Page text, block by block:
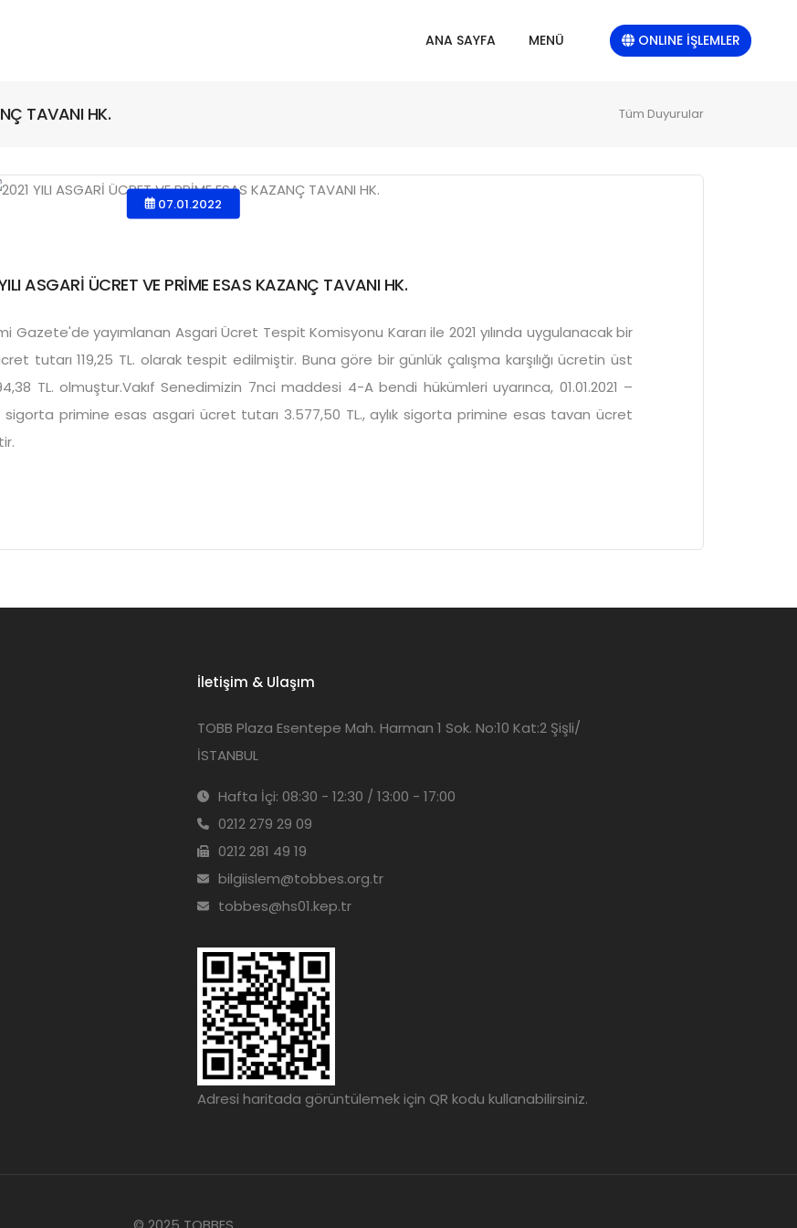
ANA SAYFA MENÜ ONLINE İŞLEMLER
TAVANI HK. Tüm Duyurular
07.01.2022
ASGARİ ÜCRET VE PRİME ESAS KAZANÇ TAVANI HK.
Gazete'de yayımlanan Asgari Ücret Tespit Komisyonu Kararı ile 2021 yılında uygulanacak bir
tutarı 119,25 TL. olarak tespit edilmiştir. Buna göre bir günlük çalışma karşılığı ücretin üst
TL. olmuştur.Vakıf Senedimizin 7nci maddesi 4-A bendi hükümleri uyarınca, 01.01.2021 –
sigorta primine esas asgari ücret tutarı 3.577,50 TL., aylık sigorta primine esas tavan ücret
İletişim & Ulaşım
TOBB Plaza Esentepe Mah. Harman 1 Sok. No:10 Kat:2 Şişli/
İSTANBUL
Hafta İçi: 08:30 - 12:30 / 13:00 - 17:00
0212 279 29 09
0212 281 49 19
bilgiislem@tobbes.org.tr
tobbes@hs01.kep.tr
Adresi haritada görüntülemek için QR kodu kullanabilirsiniz.